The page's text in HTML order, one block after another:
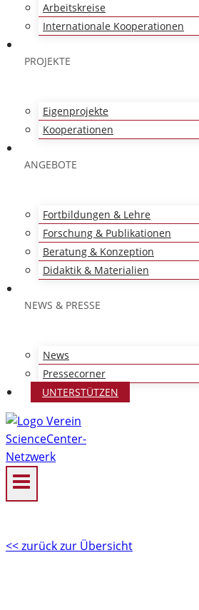
Arbeitskreise
Internationale Kooperationen
PROJEKTE
Eigenprojekte
Kooperationen
ANGEBOTE
Fortbildungen & Lehre
Forschung & Publikationen
Beratung & Konzeption
Didaktik & Materialien
NEWS & PRESSE
News
Pressecorner
UNTERSTÜTZEN
<< zurück zur Übersicht